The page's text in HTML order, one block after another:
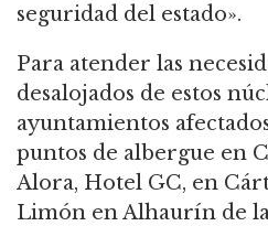
seguridad del estado».
Para atender las
desalojados de estos
ayuntamientos
puntos de albergue en
Alora, Hotel GC, en
Limón en Alhaurín de